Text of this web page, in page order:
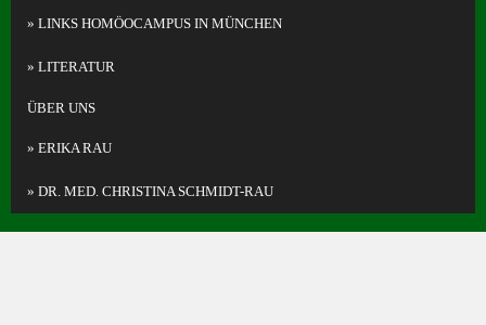
LINKS HOMÖOCAMPUS IN MÜNCHEN
LITERATUR
ÜBER UNS
ERIKA RAU
DR. MED. CHRISTINA SCHMIDT-RAU